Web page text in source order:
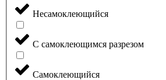
Несамоклеющийся
С самоклеющимся разрезом
Самоклеющийся